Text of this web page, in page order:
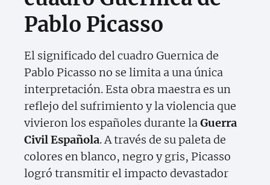
Pablo Picasso
El significado del cuadro Guernica de
Pablo Picasso no se limita a una única
interpretación. Esta obra maestra es un
reflejo del sufrimiento y la violencia que
vivieron los españoles durante laGuerra
Civil Española. A través de su paleta de
colores en blanco, negro y gris, Picasso
logró transmitir el impacto devastador